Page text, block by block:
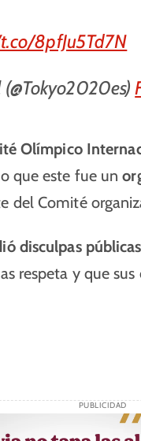
8pfJu5Td7N
Olímpico
que este fue un
del Comité
disculpas
respeta y que
PUBLICIDAD